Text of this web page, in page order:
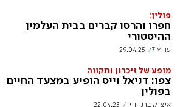
פולין:
חפרו והרסו קברים בבית העלמין
ההיסטורי
ערוץ 7 29.04.25
מופע של זיכרון ותקווה
צפו: דניאל וייס הופיע במצעד החיים
בפולין
איציק ברנדויין 22.04.25